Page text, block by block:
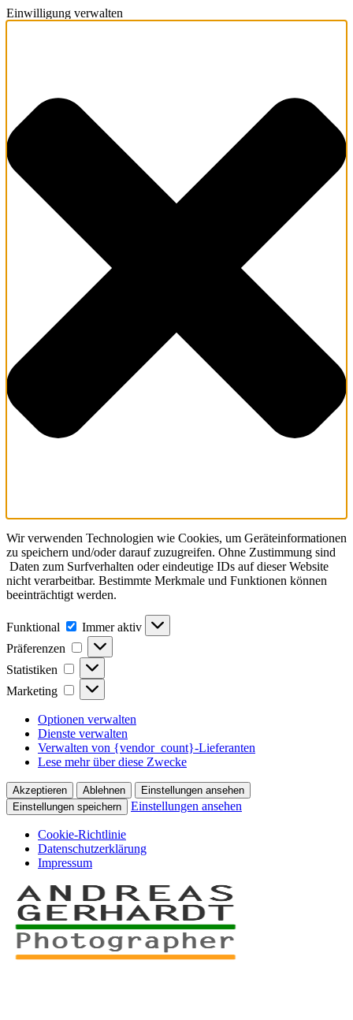
Einwilligung verwalten
Wir verwenden Technologien wie Cookies, um Geräteinformationen
zu speichern und/oder darauf zuzugreifen. Ohne Zustimmung sind
Daten zum Surfverhalten oder eindeutige IDs auf dieser Website
nicht verarbeitbar. Bestimmte Merkmale und Funktionen können
beeinträchtigt werden.
Funktional Funktional
Immer aktiv
Präferenzen
Präferenzen
Statistiken Statistiken
Marketing Marketing
Optionen verwalten
Dienste verwalten
Verwalten von {vendor_count}-Lieferanten
Lese mehr über diese Zwecke
Akzeptieren Ablehnen
Einstellungen ansehen
Einstellungen speichern
Einstellungen ansehen
Cookie-Richtlinie
Datenschutzerklärung
Impressum